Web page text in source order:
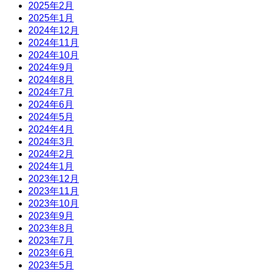
2025年2月
2025年1月
2024年12月
2024年11月
2024年10月
2024年9月
2024年8月
2024年7月
2024年6月
2024年5月
2024年4月
2024年3月
2024年2月
2024年1月
2023年12月
2023年11月
2023年10月
2023年9月
2023年8月
2023年7月
2023年6月
2023年5月